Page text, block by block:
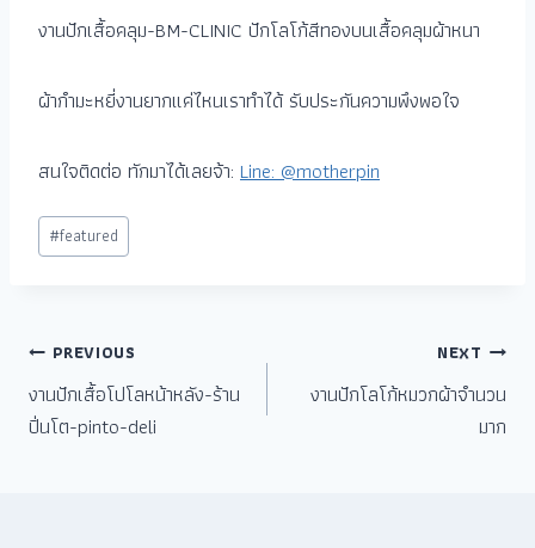
งานปักเสื้อคลุม-BM-CLINIC ปักโลโก้สีทองบนเสื้อคลุมผ้าหนา
ผ้ากำมะหยี่งานยากแค่ไหนเราทำได้ รับประกันความพึงพอใจ
สนใจติดต่อ ทักมาได้เลยจ้า: Line: @motherpin
#featured
PREVIOUS
งานปักเสื้อโปโลหน้าหลัง-ร้าน
ปิ่นโต-pinto-deli
NEXT
งานปักโลโก้หมวกผ้าจำนวน
มาก